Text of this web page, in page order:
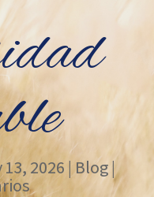
13, 2026 |Blog|